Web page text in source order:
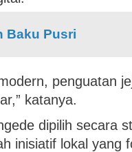
Baku Pusri
penguatan
katanya.
dipilih secara
inisiatif lokal yang